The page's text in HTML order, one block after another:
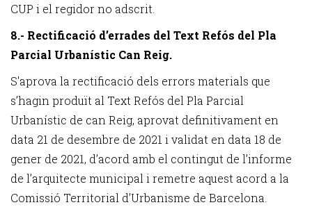
CUP i el regidor no adscrit.
8.- Rectificació d’errades del Text Refós del Pla
Parcial Urbanístic Can Reig.
S'aprova la rectificació dels errors materials que
s’hagin produït al Text Refós del Pla Parcial
Urbanístic de can Reig, aprovat definitivament en
data 21 de desembre de 2021 i validat en data 18 de
gener de 2021, d’acord amb el contingut de l’informe
de l’arquitecte municipal i remetre aquest acord a la
Comissió Territorial d’Urbanisme de Barcelona.